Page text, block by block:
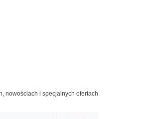
nowościach i specjalnych ofertach